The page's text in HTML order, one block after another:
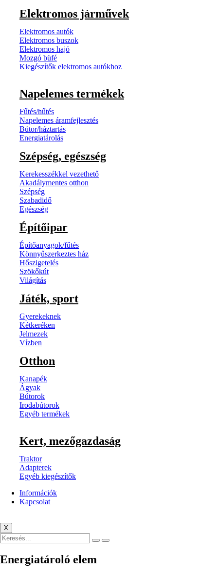
Elektromos járművek
Elektromos autók
Elektromos buszok
Elektromos hajó
Mozgó büfé
Kiegészítők elektromos autókhoz
Napelemes termékek
Fűtés/hűtés
Napelemes áramfejlesztés
Bútor/háztartás
Energiatárolás
Szépség, egészség
Kerekesszékkel vezethető
Akadálymentes otthon
Szépség
Szabadidő
Egészség
Építőipar
Építőanyagok/fűtés
Könnyűszerkeztes ház
Hőszigetelés
Szökőkút
Világítás
Játék, sport
Gyerekeknek
Kétkeréken
Jelmezek
Vízben
Otthon
Kanapék
Ágyak
Bútorok
Irodabútorok
Egyéb termékek
Kert, mezőgazdaság
Traktor
Adapterek
Egyéb kiegészítők
Információk
Kapcsolat
X
Energiatároló elem